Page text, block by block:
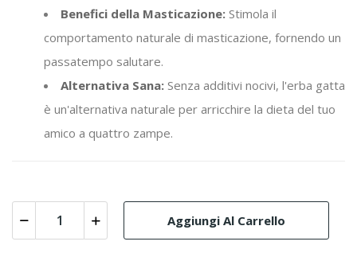
Benefici della Masticazione: Stimola il
comportamento naturale di masticazione, fornendo un
passatempo salutare.
Alternativa Sana: Senza additivi nocivi, l'erba gatta
è un'alternativa naturale per arricchire la dieta del tuo
amico a quattro zampe.
Aggiungi Al Carrello